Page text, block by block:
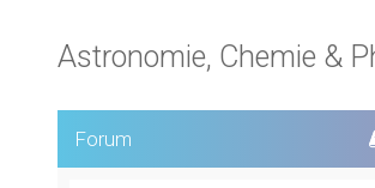
Astronomie, Chemie &
Forum